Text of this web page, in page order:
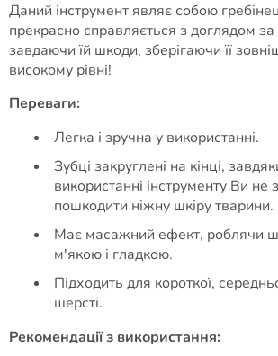
Даний інструмент являє собою
прекрасно справляється з доглядом
завдаючи їй шкоди, зберігаючи її
високому рівні!
Переваги:
Легка і зручна у використанні.
Зубці закруглені на кінці,
використанні інструменту Ви не
пошкодити ніжну шкіру тварини.
Має масажний ефект, роблячи
м'якою і гладкою.
Підходить для короткої,
шерсті.
Рекомендації з використання: